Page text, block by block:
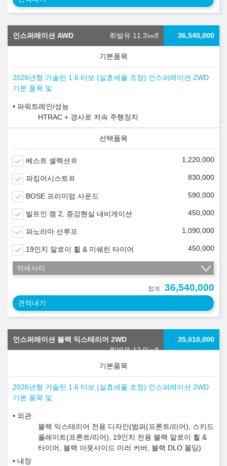
인스퍼레이션 AWD 휘발유 11.3㎞/ℓ 36,540,000
2026년형 가솔린 1.6 터보 (실효세율 조정) 인스퍼레이션 2WD
기본 품목 및
파워트레인/성능
HTRAC + 경사로 저속 주행장치
베스트 셀렉션Ⅲ 1,220,000
파킹어시스트Ⅲ 830,000
BOSE 프리미엄 사운드 590,000
빌트인 캠 2, 증강현실 내비게이션 450,000
파노라마 선루프 1,090,000
19인치 알로이 휠 & 미쉐린 타이어 450,000
악세사리
합계 36,540,000
견적내기
인스퍼레이션 블랙 익스테리어 2WD
휘발유 12.0㎞/ℓ
35,010,000
2026년형 가솔린 1.6 터보 (실효세율 조정) 인스퍼레이션 2WD
기본 품목 및
외관
블랙 익스테리어 전용 디자인(범퍼(프론트/리어), 스키드
플레이트(프론트/리어), 19인치 전용 블랙 알로이 휠 &
타이어, 블랙 아웃사이드 미러 커버, 블랙 DLO 몰딩)
내장